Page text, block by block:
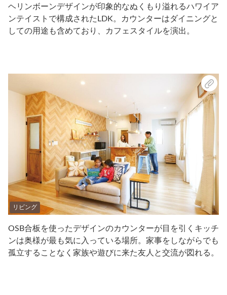
ヘリンボーンデザインが印象的なぬくもり溢れるハワイア
ンテイストで構成されたLDK。カウンターはダイニングと
しての用途も含めており、カフェスタイルを演出。
リビング
OSB合板を使ったデザインのカウンターが目を引くキッチ
ンは奥様が最も気に入っている場所。家事をしながらでも
孤立することなく家族や遊びに来た友人と交流が図れる。